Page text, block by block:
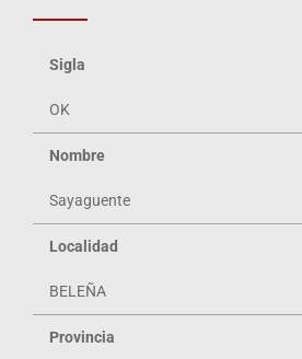
Sigla
OK
Nombre
Sayaguente
Localidad
BELEÑA
Provincia